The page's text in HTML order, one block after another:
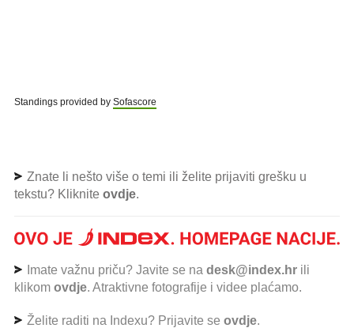
Standings provided by Sofascore
Znate li nešto više o temi ili želite prijaviti grešku u
tekstu? Kliknite ovdje.
Imate važnu priču? Javite se na desk@index.hr ili
klikom ovdje. Atraktivne fotografije i videe plaćamo.
Želite raditi na Indexu? Prijavite se ovdje.